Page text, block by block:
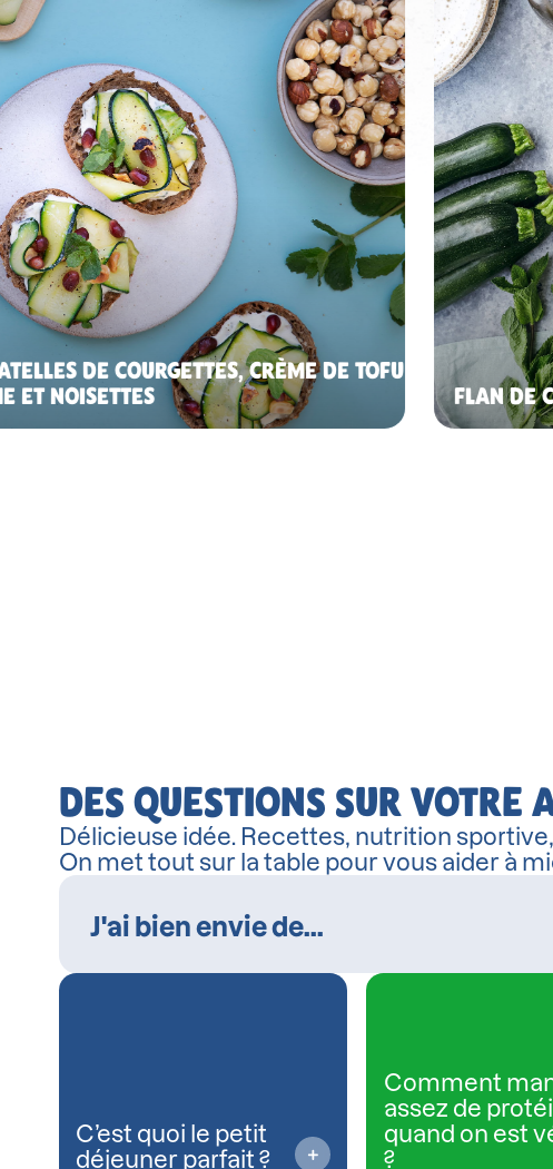
DE COURGETTES, CRÈME DE TOFU
ET NOISETTES
FLAN DE
DES QUESTIONS SUR VOTRE
Délicieuse idée. Recettes, nutrition
On met tout sur la table pour vous aider à
C’est quoi le petit
déjeuner parfait ?
Comment
assez de
quand on est
?